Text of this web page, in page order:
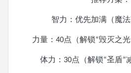
智力：优先加满（魔法
力量： 40点（解锁“毁灭之光
体力： 30点（解锁“圣盾”